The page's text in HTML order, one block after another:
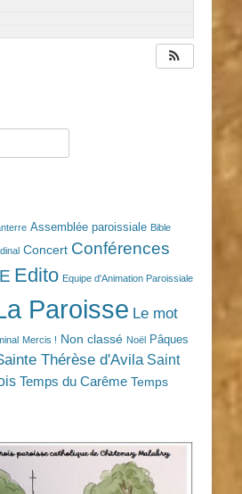
Assemblée paroissiale Bible
Concert Conférences
Edito Equipe d'Animation Paroissiale
Paroisse Le mot
Mercis ! Non classé Noël Pâques
Thérèse d'Avila Saint
Temps du Carême Temps